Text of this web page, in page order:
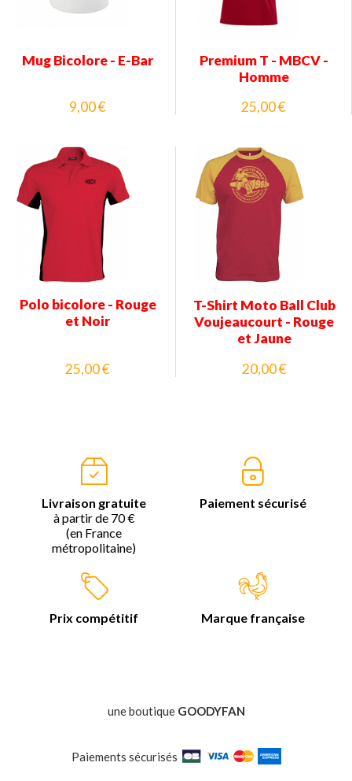
Mug Bicolore - E-Bar
9,00 €
Premium T - MBCV -
Homme
25,00 €
Polo bicolore - Rouge
et Noir
25,00 €
T-Shirt Moto Ball Club
Voujeaucourt - Rouge
et Jaune
20,00 €
Livraison gratuite
à partir de 70 €
(en France
métropolitaine)
Paiement sécurisé
Prix compétitif Marque française
une boutique GOODYFAN
Paiements sécurisés